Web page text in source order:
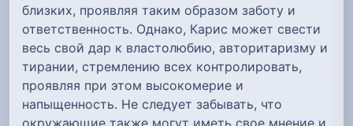
близких, проявляя таким образом заботу и
ответственность. Однако, Карис может свести
весь свой дар к властолюбию, авторитаризму и
тирании, стремлению всех контролировать,
проявляя при этом высокомерие и
напыщенность. Не следует забывать, что
окружающие также могут иметь свое мнение и